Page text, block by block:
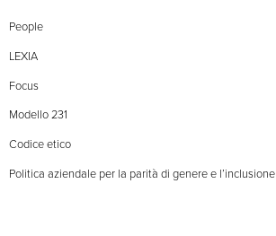
People
LEXIA
Focus
Modello 231
Codice etico
Politica aziendale per la parità di genere e l’inclusione